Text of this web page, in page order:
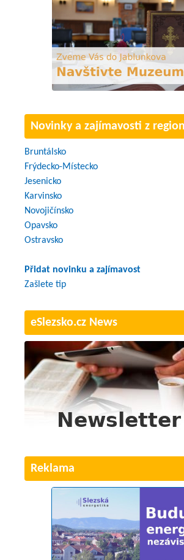
Novinky a zajímavosti z
Bruntálsko
Frýdecko-Místecko
Jesenicko
Karvinsko
Novojičínsko
Opavsko
Ostravsko
Přidat novinku a zajímavost
Zašlete tip
eSlezsko.cz News
Reklama